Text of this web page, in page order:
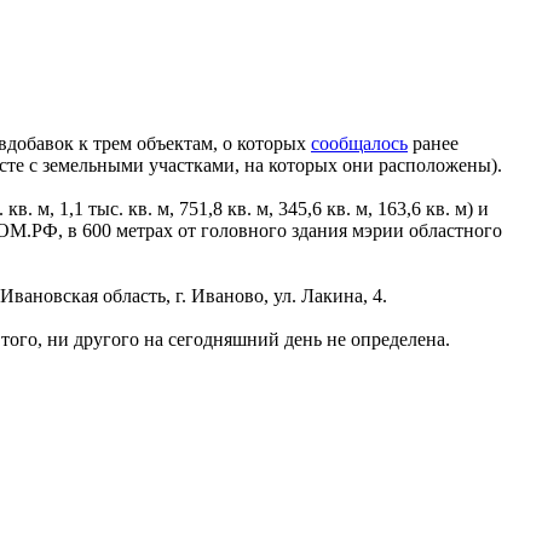
к трем объектам, о которых сообщалось ранее
с земельными участками, на которых они расположены).
м, 1,1 тыс. кв. м, 751,8 кв. м, 345,6 кв. м, 163,6 кв. м) и
в 600 метрах от головного здания мэрии областного
область, г. Иваново, ул. Лакина, 4.
ни другого на сегодняшний день не определена.